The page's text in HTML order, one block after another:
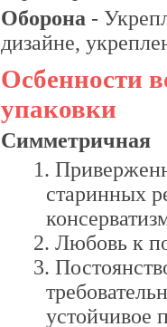
Оборона -
дизайне,
Осбенности
упаковки
Симметричная
старинных
Любовь к
устойчивое